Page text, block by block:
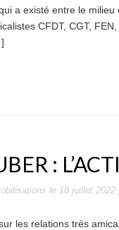
a existé entre le
CFDT, CGT,
:
le 18 juillet 2022
les relations très